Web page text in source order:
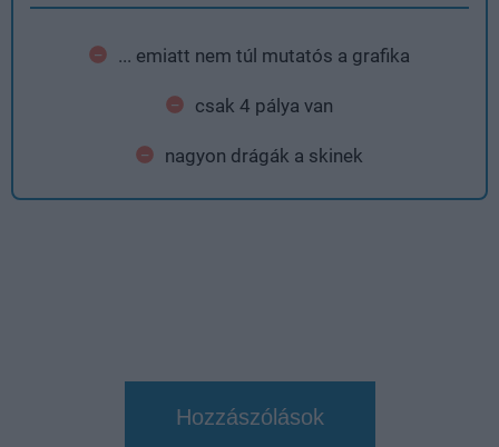
... emiatt nem túl mutatós a grafika
csak 4 pálya van
nagyon drágák a skinek
Hozzászólások